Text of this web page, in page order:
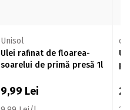
Unisol
Ulei rafinat de floarea-
soarelui de primă presă 1l
9,99 Lei
de